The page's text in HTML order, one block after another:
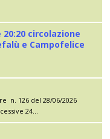
circolazione
e Campofelice
n. 126 del 28/06/2026
24...